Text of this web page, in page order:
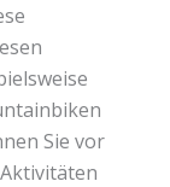
Sie vor